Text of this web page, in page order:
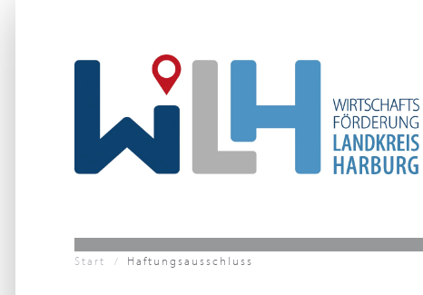
Start Haftungsausschluss